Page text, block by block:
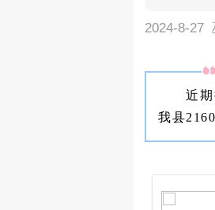
2024-8-27
近
我县